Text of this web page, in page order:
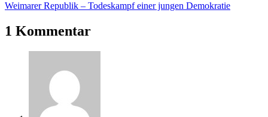
Weimarer Republik – Todeskampf einer jungen Demokratie
1 Kommentar